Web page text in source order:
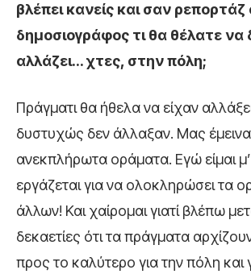
βλέπει κανείς και σαν
δημοσιογράφος τι θα θέλατε να
αλλάζει… χτες, στην πόλη;
Πράγματι θα ήθελα να είχαν
δυστυχώς δεν άλλαξαν. Μας
ανεκπλήρωτα οράματα. Εγώ είμαι
εργάζεται για να ολοκληρώσει τα
άλλων! Και χαίρομαι γιατί βλέπω
δεκαετίες ότι τα πράγματα
προς το καλύτερο για την πόλη και